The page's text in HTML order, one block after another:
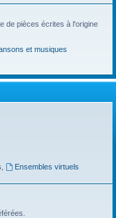
de pièces écrites à l'origine
et musiques
Ensembles virtuels